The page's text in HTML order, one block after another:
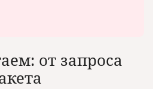
от запроса